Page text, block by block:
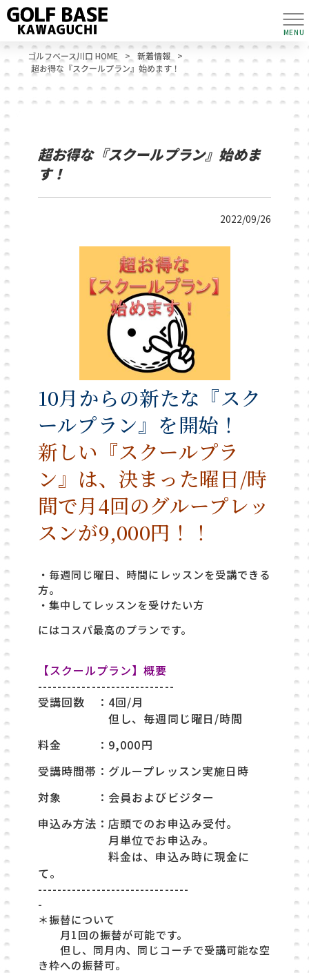
MENU
ゴルフベース川口 HOME > 新着情報
>
超お得な『スクールプラン』始めます！
超お得な『スクールプラン』始めま
す！
2022/09/26
10月からの新たな『スク
ールプラン』を開始！
新しい『スクールプラ
ン』は、決まった曜日/時
間で月4回のグループレッ
スンが9,000円！！
・毎週同じ曜日、時間にレッスンを受講できる
方。
・集中してレッスンを受けたい方
にはコスパ最高のプランです。
【スクールプラン】概要
----------------------------
受講回数 ： 4回/月
但し、毎週同じ曜日/時間
料金 ： 9,000円
受講時間帯： グループレッスン実施日時
対象 ： 会員およびビジター
申込み方法：店頭でのお申込み受付。
月単位でお申込み。
料金は、申込み時に現金に
て。
-------------------------------
-
＊振替について
月1回の振替が可能です。
但し、同月内、同じコーチで受講可能な空
き枠への振替可。